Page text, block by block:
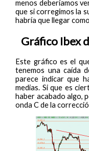
menos deberíamos
que si corregimos la
habría que llegar
Gráfico Ibex
Este gráfico es el
tenemos una caída
parece indicar que
medias. Si que es
haber acabado algo,
onda C de la